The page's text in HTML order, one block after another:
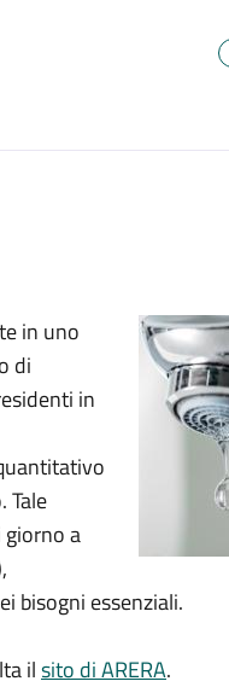
in uno
di
in
Tale
a
bisogni essenziali.
ilsito di ARERA.